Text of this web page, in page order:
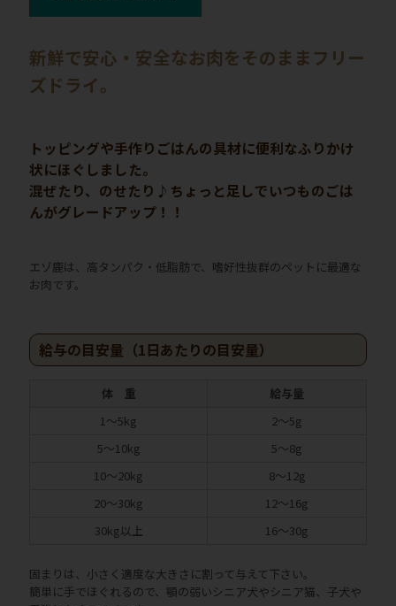
新鮮で安心・安全なお肉をそのままフリー
ズドライ。
トッピングや手作りごはんの具材に便利なふりかけ
状にほぐしました。
混ぜたり、のせたり♪ちょっと足しでいつものごは
んがグレードアップ！！
エゾ鹿は、高タンパク・低脂肪で、嗜好性抜群のペットに最適な
お肉です。
給与の目安量（1日あたりの目安量）
体 重
給与量
1～5kg
2～5g
5～10kg
5～8g
10～20kg
8～12g
20～30kg
12～16g
30kg以上
16～30g
固まりは、小さく適度な大きさに割って与えて下さい。
簡単に手でほぐれるので、顎の弱いシニア犬やシニア猫、子犬や